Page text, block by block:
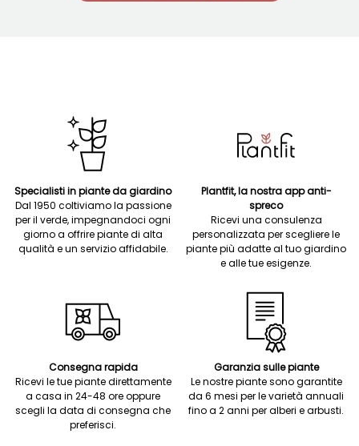
Specialisti in piante da giardino
Dal 1950 coltiviamo la passione
per il verde, impegnandoci ogni
giorno a offrire piante di alta
qualità e un servizio affidabile.
Plantfit, la nostra app anti-
spreco
Ricevi una consulenza
personalizzata per scegliere le
piante più adatte al tuo giardino
e alle tue esigenze.
Consegna rapida
Ricevi le tue piante direttamente
a casa in 24-48 ore oppure
scegli la data di consegna che
preferisci.
Garanzia sulle piante
Le nostre piante sono garantite
da 6 mesi per le varietà annuali
fino a 2 anni per alberi e arbusti.